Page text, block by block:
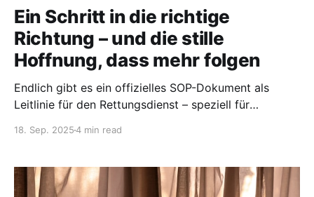
Ein Schritt in die richtige
Richtung – und die stille
Hoffnung, dass mehr folgen
Endlich gibt es ein offizielles SOP-Dokument als
Leitlinie für den Rettungsdienst – speziell für
Pfalz und verfasst von Dr. Dennis Ritter. Einem
verstanden hat, worum es geht: darum, Leben nicht
nur zu retten – sondern zu schützen. Als ich die
18. Sep. 20254 min read